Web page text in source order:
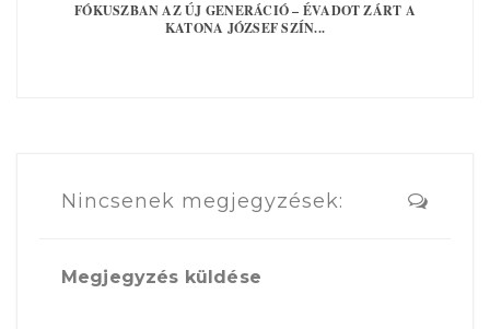
FÓKUSZBAN AZ ÚJ GENERÁCIÓ – ÉVADOT ZÁRT A
KATONA JÓZSEF SZÍN...
Nincsenek megjegyzések:
Megjegyzés küldése